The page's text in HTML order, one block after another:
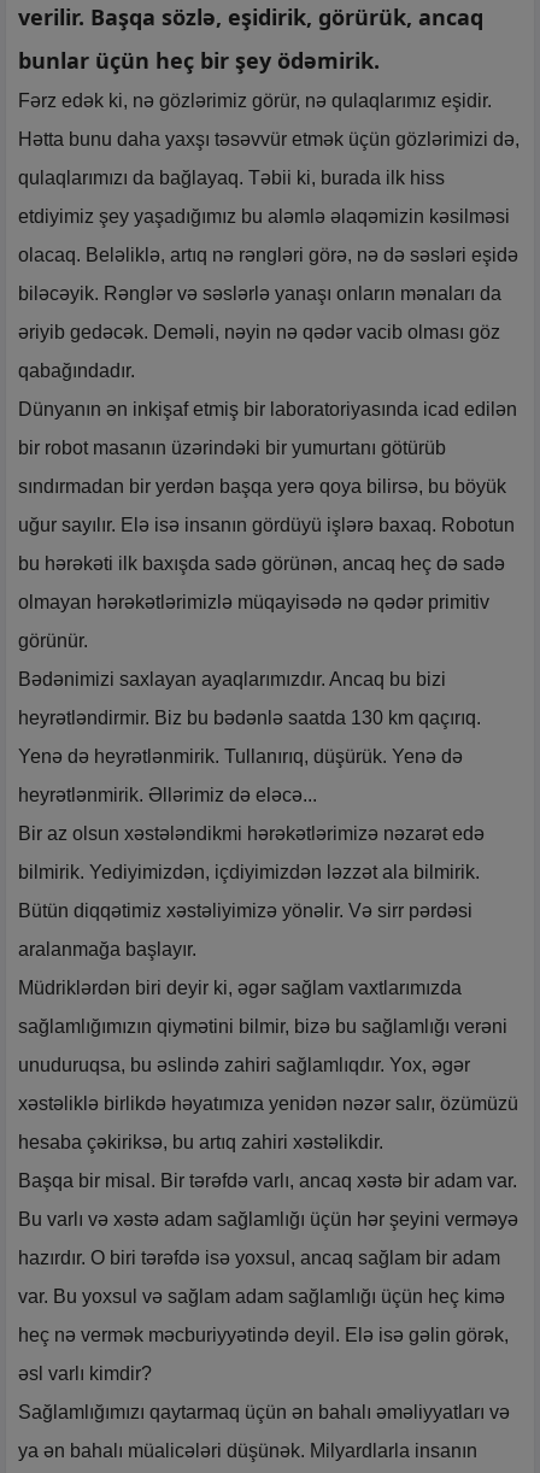
verilir. Başqa sözlə, eşidirik, görürük, ancaq
bunlar üçün heç bir şey ödəmirik.
Fərz edək ki, nə gözlərimiz görür, nə qulaqlarımız eşidir.
Hətta bunu daha yaxşı təsəvvür etmək üçün gözlərimizi də,
qulaqlarımızı da bağlayaq. Təbii ki, burada ilk hiss
etdiyimiz şey yaşadığımız bu aləmlə əlaqəmizin kəsilməsi
olacaq. Beləliklə, artıq nə rəngləri görə, nə də səsləri eşidə
biləcəyik. Rənglər və səslərlə yanaşı onların mənaları da
əriyib gedəcək. Deməli, nəyin nə qədər vacib olması göz
qabağındadır.
Dünyanın ən inkişaf etmiş bir laboratoriyasında icad edilən
bir robot masanın üzərindəki bir yumurtanı götürüb
sındırmadan bir yerdən başqa yerə qoya bilirsə, bu böyük
uğur sayılır. Elə isə insanın gördüyü işlərə baxaq. Robotun
bu hərəkəti ilk baxışda sadə görünən, ancaq heç də sadə
olmayan hərəkətlərimizlə müqayisədə nə qədər primitiv
görünür.
Bədənimizi saxlayan ayaqlarımızdır. Ancaq bu bizi
heyrətləndirmir. Biz bu bədənlə saatda 130 km qaçırıq.
Yenə də heyrətlənmirik. Tullanırıq, düşürük. Yenə də
heyrətlənmirik. Əllərimiz də eləcə...
Bir az olsun xəstələndikmi hərəkətlərimizə nəzarət edə
bilmirik. Yediyimizdən, içdiyimizdən ləzzət ala bilmirik.
Bütün diqqətimiz xəstəliyimizə yönəlir. Və sirr pərdəsi
aralanmağa başlayır.
Müdriklərdən biri deyir ki, əgər sağlam vaxtlarımızda
sağlamlığımızın qiymətini bilmir, bizə bu sağlamlığı verəni
unuduruqsa, bu əslində zahiri sağlamlıqdır. Yox, əgər
xəstəliklə birlikdə həyatımıza yenidən nəzər salır, özümüzü
hesaba çəkiriksə, bu artıq zahiri xəstəlikdir.
Başqa bir misal. Bir tərəfdə varlı, ancaq xəstə bir adam var.
Bu varlı və xəstə adam sağlamlığı üçün hər şeyini verməyə
hazırdır. O biri tərəfdə isə yoxsul, ancaq sağlam bir adam
var. Bu yoxsul və sağlam adam sağlamlığı üçün heç kimə
heç nə vermək məcburiyyətində deyil. Elə isə gəlin görək,
əsl varlı kimdir?
Sağlamlığımızı qaytarmaq üçün ən bahalı əməliyyatları və
ya ən bahalı müalicələri düşünək. Milyardlarla insanın